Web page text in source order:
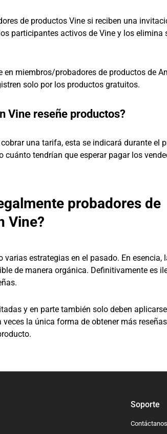
de productos Vine si reciben una
participantes activos de Vine y los elimina
en miembros/probadores de productos de
solo por los productos gratuitos.
Vine reseñe productos?
una tarifa, esta se indicará durante el
tendrían que esperar pagar los
probadores de
Vine?
estrategias en el pasado. En esencia,
de manera orgánica. Definitivamente es
y en parte también solo deben
la única forma de obtener más
Soporte
Contáctanos